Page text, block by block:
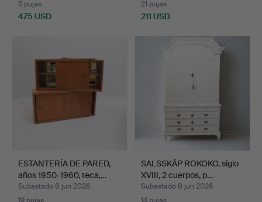
5 pujas
475 USD
21 pujas
211 USD
ESTANTERÍA DE PARED,
años 1950-1960, teca,…
Subastado 8 jun 2026
SALSSKÅP ROKOKO, siglo
XVIII, 2 cuerpos, p…
Subastado 8 jun 2026